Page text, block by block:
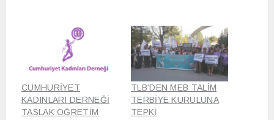
CUMHURİYET
KADINLARI DERNEĞİ
TASLAK ÖĞRETİM
TLB’DEN MEB TALİM
TERBİYE KURULUNA
TEPKİ